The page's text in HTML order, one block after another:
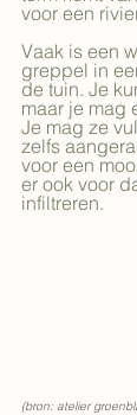
voor een
Vaak is een
greppel in
de tuin. Je
maar je mag
Je mag ze
zelfs
voor een
er ook voor
infiltreren.
(bron: atelier